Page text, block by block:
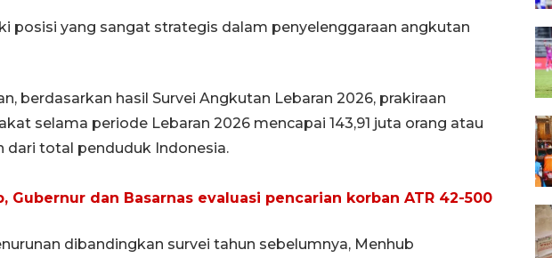
posisi yang sangat strategis dalam penyelenggaraan angkutan
berdasarkan hasil Survei Angkutan Lebaran 2026, prakiraan
selama periode Lebaran 2026 mencapai 143,91 juta orang atau
dari total penduduk Indonesia.
Gubernur dan Basarnas evaluasi pencarian korban ATR 42-500
dibandingkan survei tahun sebelumnya, Menhub